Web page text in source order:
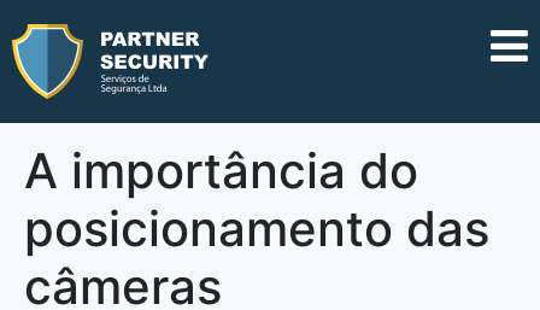
A importância do
posicionamento das
câmeras